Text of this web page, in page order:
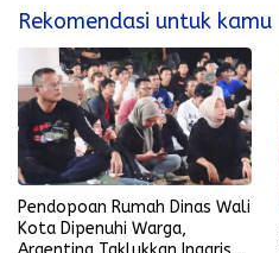
Rekomendasi untuk kamu
Pendopoan Rumah Dinas Wali
Kota Dipenuhi Warga,